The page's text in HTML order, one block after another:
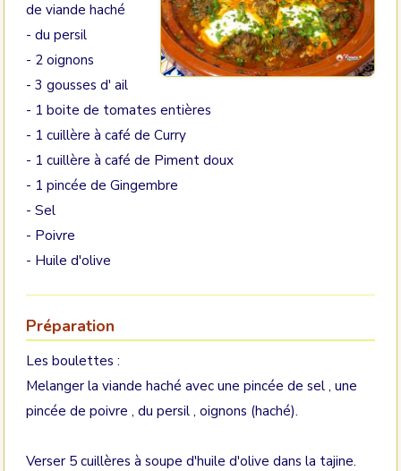
de viande haché
- du persil
- 2 oignons
- 3 gousses d' ail
- 1 boite de tomates entières
- 1 cuillère à café de Curry
- 1 cuillère à café de Piment doux
- 1 pincée de Gingembre
- Sel
- Poivre
- Huile d'olive
Préparation
Les boulettes :
Melanger la viande haché avec une pincée de sel , une
pincée de poivre , du persil , oignons (haché).
Verser 5 cuillères à soupe d'huile d'olive dans la tajine.